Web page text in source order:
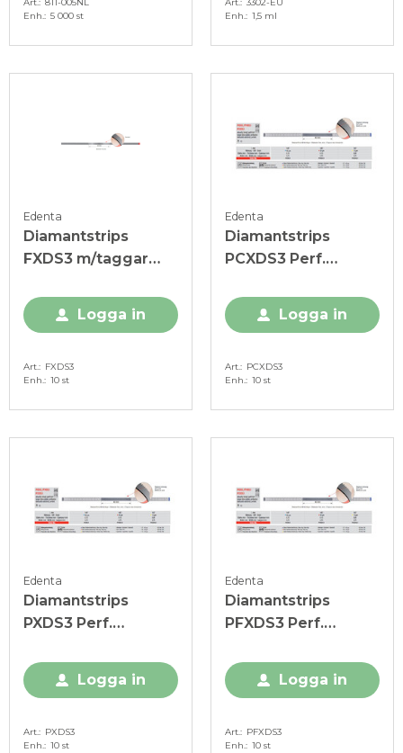
Enh.
5 000 st
Enh.
1,5 ml
Edenta
Diamantstrips
FXDS3 m/taggar
Logga in
Art.
FXDS3
Enh. 10 st
Edenta
Diamantstrips
PCXDS3 Perf.
15my, gul
Logga in
Art.
PCXDS3
Enh. 10 st
Edenta
Diamantstrips
PXDS3 Perf.
45my, blå
Logga in
Art.
PXDS3
Enh.
10 st
Edenta
Diamantstrips
PFXDS3 Perf.
30my, röd
Logga in
Art.
PFXDS3
Enh.
10 st